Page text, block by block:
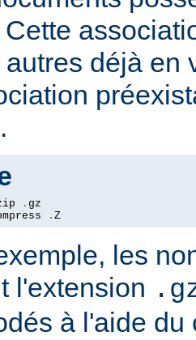
déjà en
.
.
. Z
les
l'extension
à l'aide